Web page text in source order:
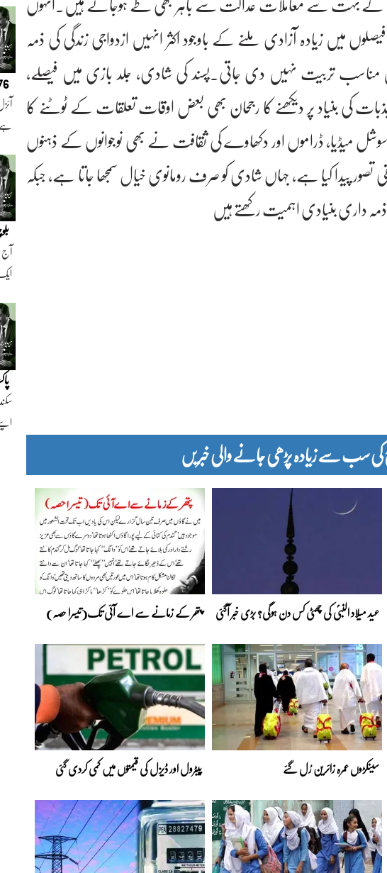
میں زیادہ آزادی ملنے کے باوجود اکثر انہیں ازدواجی زندگی کی ذمہ
تربیت نہیں دی جاتی۔پسند کی شادی، جلد بازی میں فیصلے،
کی بنیاد پر دیکھنے کا رجحان بھی بعض اوقات تعلقات کے ٹوٹنے کا
میڈیا، ڈراموں اور دکھاوے کی ثقافت نے بھی نوجوانوں کے ذہنوں
پیدا کیا ہے، جہاں شادی کو صرف رومانوی خیال سمجھا جاتا ہے، جبکہ
داری بنیادی اہمیت رکھتے ہیں
سب سے زیادہ پڑھی جانے والی خبریں
عید میلاد النبیؐ کی چھٹی کس دن ہوگی؟ بڑی خبر آگئی پتھر کے زمانے سے اے آئی تک(تیسرا حصہ)
سینکڑوں عمرہ زائرین رُل گئے پیٹرول اور ڈیزل کی قیمتوں میں کمی کردی گئی